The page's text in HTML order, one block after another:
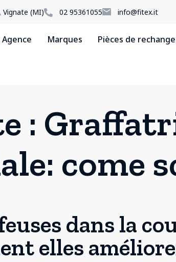
Vignate (MI) 02 95361055 info@fitex.it
Agence Marques Pièces de
:
come
dans la
elles